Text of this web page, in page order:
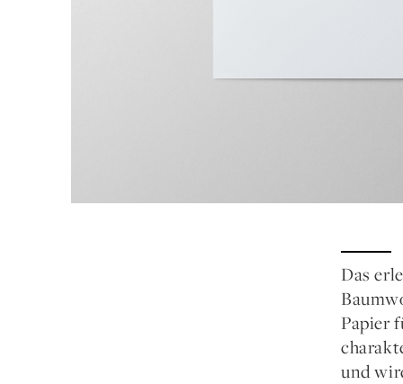
Das
Papier
und